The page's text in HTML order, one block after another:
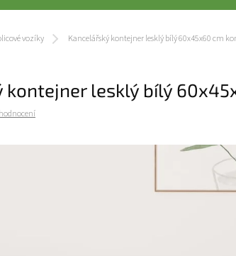
vozíky Kancelářský kontejner lesklý bílý 60x45x60 cm
kontejner lesklý bílý
je 0,0 z 5 hvězdiček.